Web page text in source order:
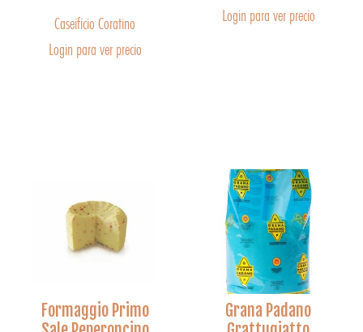
Caseificio Coratino
Login para ver precio
Login para ver precio
Formaggio Primo
Grana Padano